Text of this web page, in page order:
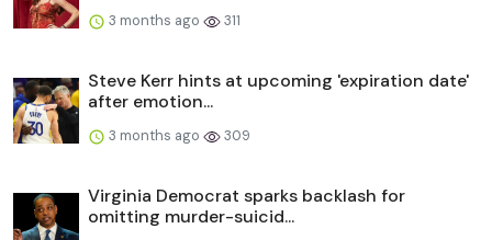
3 months ago 311
Steve Kerr hints at upcoming 'expiration date'
after emotion...
3 months ago 309
Virginia Democrat sparks backlash for
omitting murder-suicid...